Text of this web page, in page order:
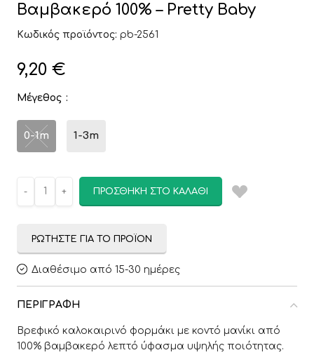
Βαμβακερό 100% – Pretty Baby
Κωδικός προϊόντος: pb-2561
9,20 €
Μέγεθος
0-1m 1-3m
ΠΡΟΣΘΉΚΗ ΣΤΟ ΚΑΛΆΘΙ
ΡΩΤΉΣΤΕ ΓΙΑ ΤΟ ΠΡΟΪΌΝ
Διαθέσιμο από 15-30 ημέρες
ΠΕΡΙΓΡΑΦΉ
Βρεφικό καλοκαιρινό φορμάκι με κοντό μανίκι από
100% βαμβακερό λεπτό ύφασμα υψηλής ποιότητας.